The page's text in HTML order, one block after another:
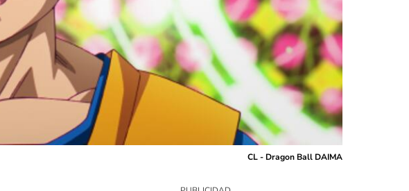
CL - Dragon Ball DAIMA